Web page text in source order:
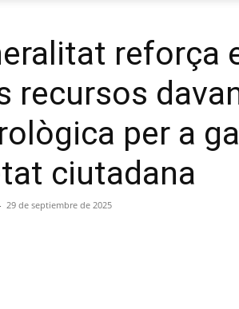
reforça
recursos
per a
ciutadana
29 de septiembre de 2025